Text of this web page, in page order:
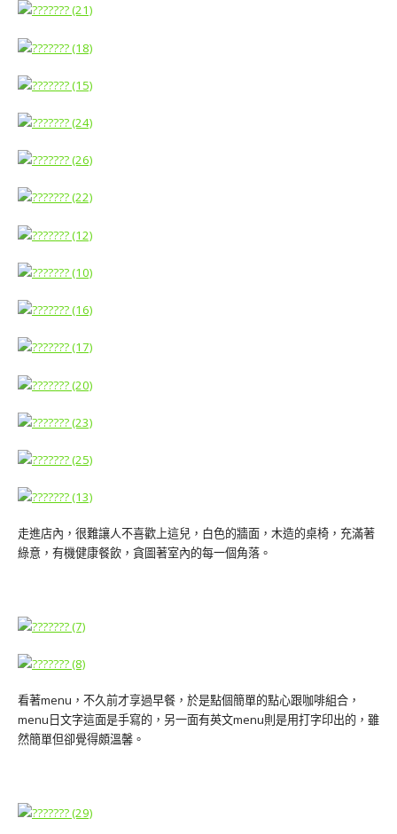
走進店內，很難讓人不喜歡上這兒，白色的牆面，木造的桌椅，充滿著
綠意，有機健康餐飲，貪圖著室內的每一個角落。
看著menu，不久前才享過早餐，於是點個簡單的點心跟咖啡組合，
menu日文字這面是手寫的，另一面有英文menu則是用打字印出的，雖
然簡單但卻覺得頗溫馨。